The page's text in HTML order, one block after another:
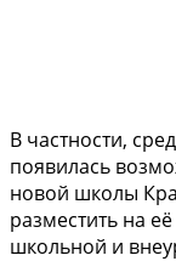
В частности,
появилась
новой школы
разместить на
школьной и